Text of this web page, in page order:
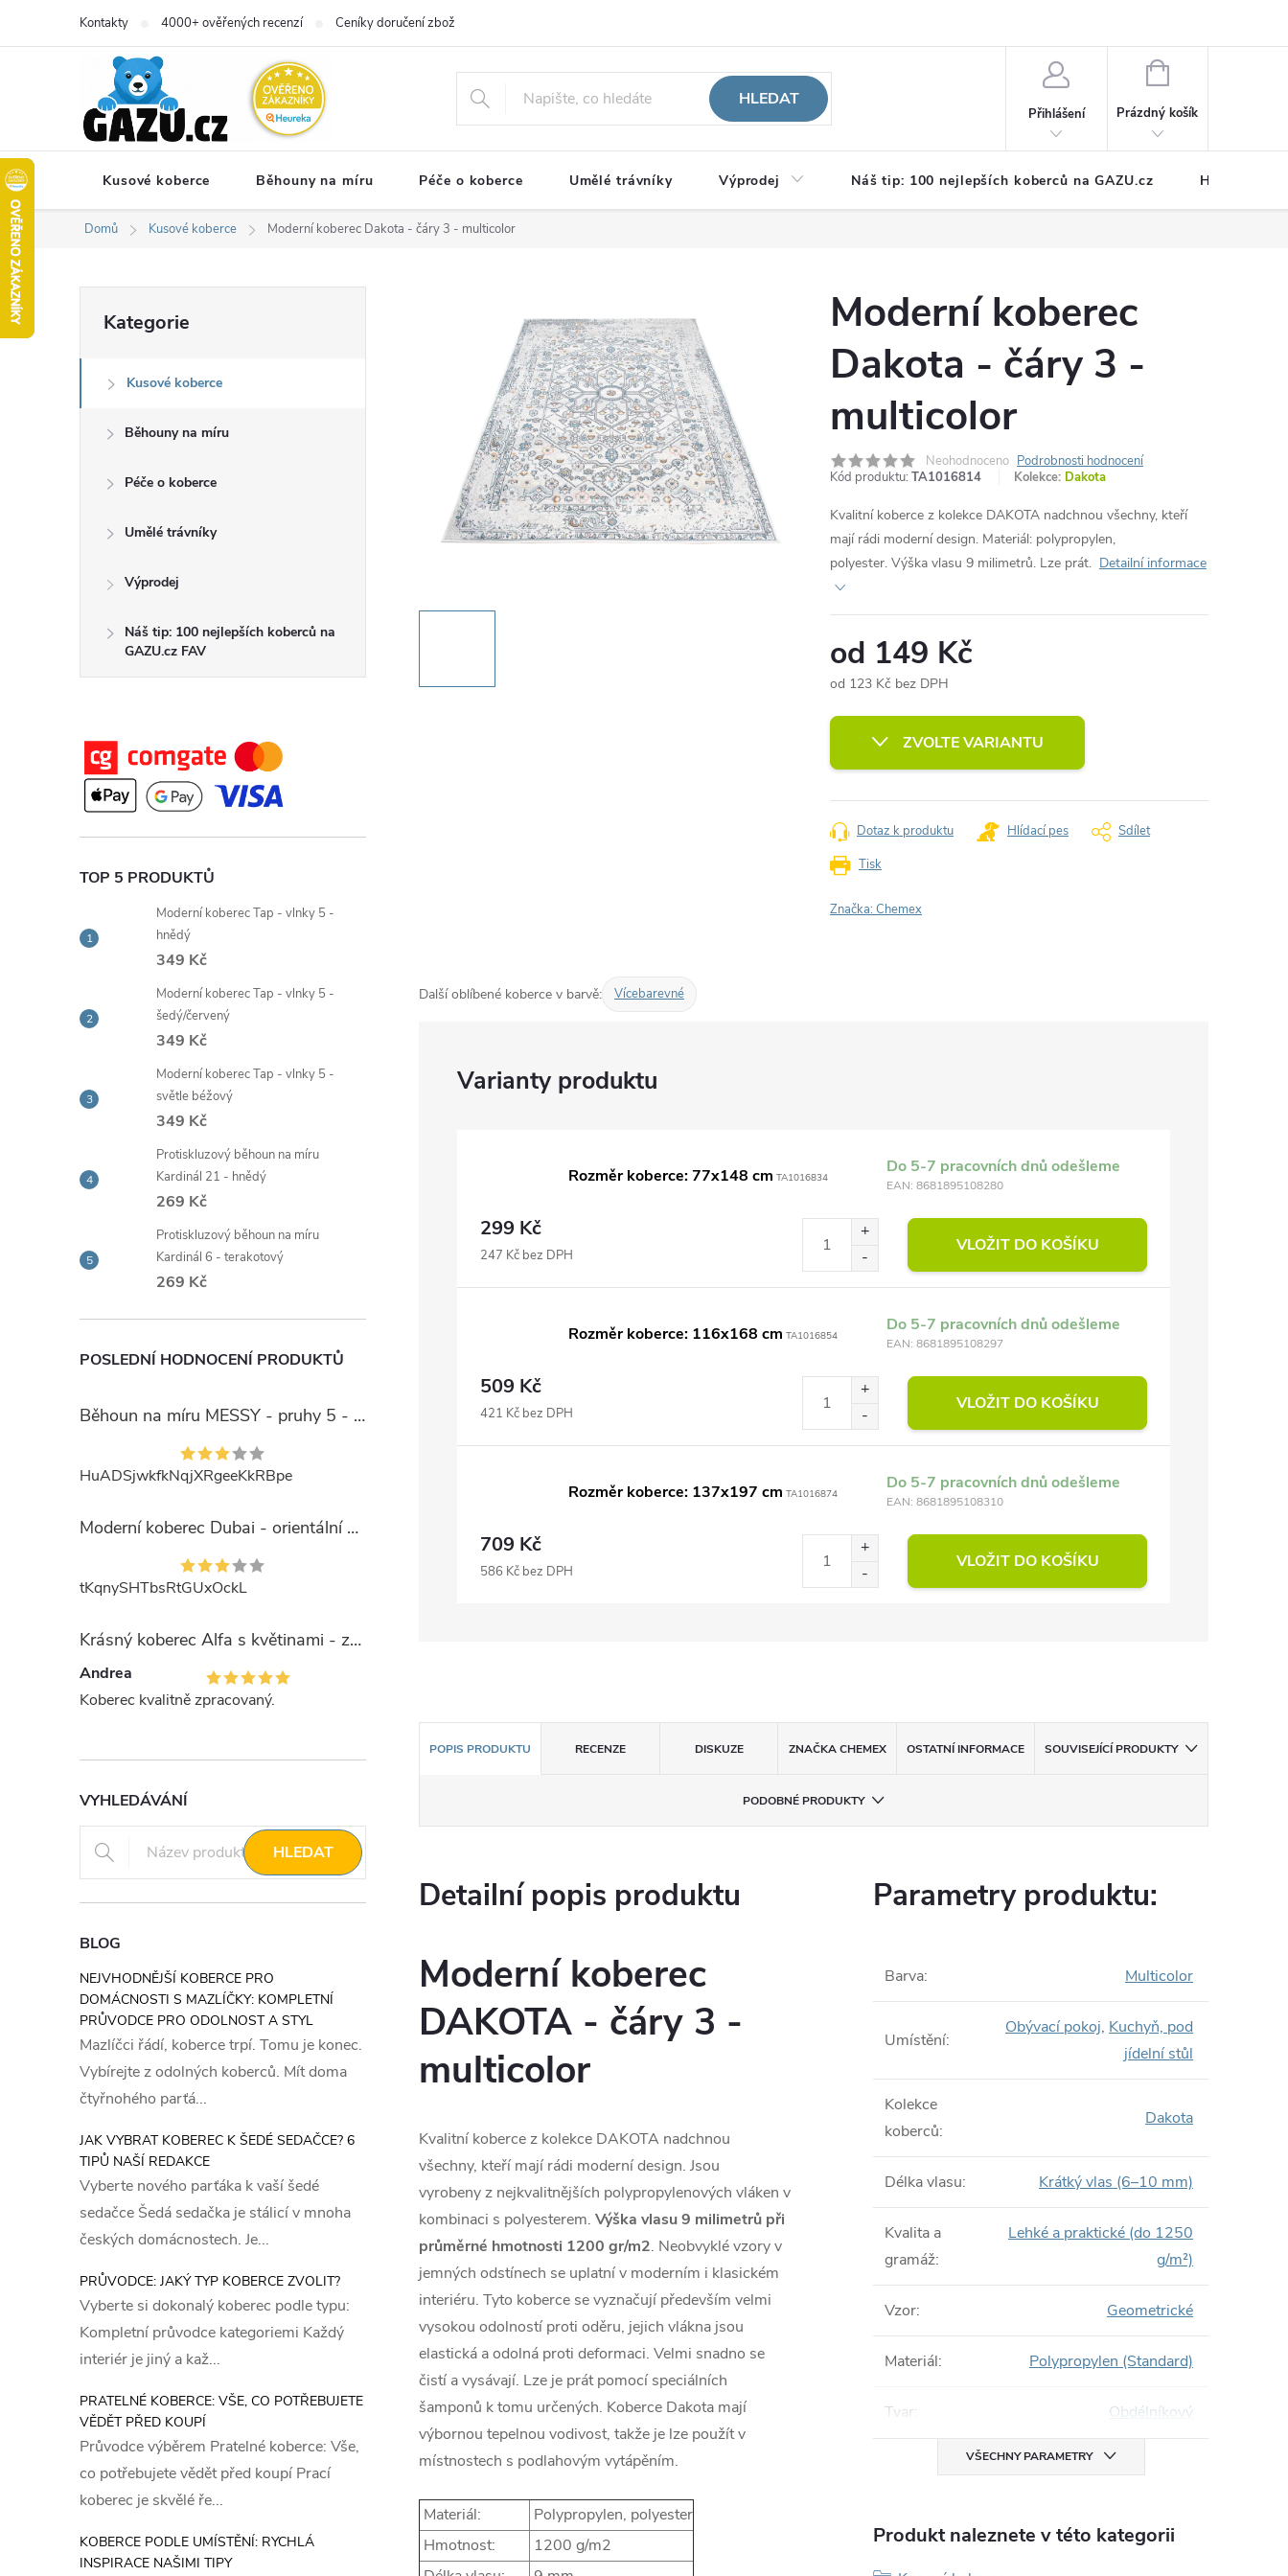
Kontakty 4000+ ověřených recenzí Ceníky doručení zboží
HLEDAT
Přihlášení
NÁKUPNÍ
Prázdný košík
Kusové koberce Běhouny na míru Péče o koberce Umělé trávníky Výprodej Náš tip: 100 nejlepších koberců na GAZU.cz Hodnocení
Domů Kusové koberce Moderní koberec Dakota - čáry 3 - multicolor
o
s
í
p
a
n
e
l
kategorie
Kategorie
Kusové koberce
Běhouny na míru
Péče o koberce
Umělé trávníky
Výprodej
Náš tip: 100 nejlepších koberců na
GAZU.cz FAV
TOP 5 PRODUKTŮ
Moderní koberec Tap - vlnky 5 -
hnědý
349 Kč
Moderní koberec Tap - vlnky 5 -
šedý/červený
349 Kč
Moderní koberec Tap - vlnky 5 -
světle béžový
349 Kč
Protiskluzový běhoun na míru
Kardinál 21 - hnědý
269 Kč
Protiskluzový běhoun na míru
Kardinál 6 - terakotový
269 Kč
POSLEDNÍ HODNOCENÍ PRODUKTŮ
Běhoun na míru MESSY - pruhy 5 - béžový
HuADSjwkfkNqjXRgeeKkRBpe
Moderní koberec Dubai - orientální 6 - červený
tKqnySHTbsRtGUxOckL
Krásný koberec Alfa s květinami - zelený
Andrea
Koberec kvalitně zpracovaný.
VYHLEDÁVÁNÍ
HLEDAT
BLOG
NEJVHODNĚJŠÍ KOBERCE PRO
DOMÁCNOSTI S MAZLÍČKY: KOMPLETNÍ
PRŮVODCE PRO ODOLNOST A STYL
Mazlíčci řádí, koberce trpí. Tomu je konec.
Vybírejte z odolných koberců. Mít doma
čtyřnohého parťá...
JAK VYBRAT KOBEREC K ŠEDÉ SEDAČCE? 6
TIPŮ NAŠÍ REDAKCE
Vyberte nového parťáka k vaší šedé
sedačce Šedá sedačka je stálicí v mnoha
českých domácnostech. Je...
PRŮVODCE: JAKÝ TYP KOBERCE ZVOLIT?
Vyberte si dokonalý koberec podle typu:
Kompletní průvodce kategoriemi Každý
interiér je jiný a kaž...
PRATELNÉ KOBERCE: VŠE, CO POTŘEBUJETE
VĚDĚT PŘED KOUPÍ
Průvodce výběrem Pratelné koberce: Vše,
co potřebujete vědět před koupí Prací
koberec je skvělé ře...
KOBERCE PODLE UMÍSTĚNÍ: RYCHLÁ
INSPIRACE NAŠIMI TIPY
Moderní koberec
Dakota - čáry 3 -
multicolor
Neohodnoceno Podrobnosti hodnocení
Kód produktu: TA1016814 Kolekce: Dakota
Kvalitní koberce z kolekce DAKOTA nadchnou všechny, kteří
mají rádi moderní design. Materiál: polypropylen,
polyester. Výška vlasu 9 milimetrů. Lze prát. Detailní informace
od 149 Kč
od 123 Kč bez DPH
cena:
ZVOLTE VARIANTU
Tisk
Dotaz k produktu Hlídací pes Sdílet
Značka:Chemex
Další oblíbené koberce v barvě: Vícebarevné
Rozměr koberce: 77x148 cm TA1016834
Do 5-7 pracovních dnů odešleme
EAN: 8681895108280
299 Kč
247 Kč bez DPH VLOŽIT DO KOŠÍKU
Rozměr koberce: 116x168 cm TA1016854
Do 5-7 pracovních dnů odešleme
EAN: 8681895108297
509 Kč
421 Kč bez DPH VLOŽIT DO KOŠÍKU
Rozměr koberce: 137x197 cm TA1016874
Do 5-7 pracovních dnů odešleme
EAN: 8681895108310
709 Kč
586 Kč bez DPH VLOŽIT DO KOŠÍKU
POPIS PRODUKTU RECENZE DISKUZE ZNAČKACHEMEX OSTATNÍ INFORMACE SOUVISEJÍCÍ PRODUKTY
PODOBNÉ PRODUKTY
Detailní popis produktu
Moderní koberec
DAKOTA - čáry 3 -
multicolor
Kvalitní koberce z kolekce DAKOTA nadchnou
všechny, kteří mají rádi moderní design. Jsou
vyrobeny z nejkvalitnějších polypropylenových vláken v
kombinaci s polyesterem. Výška vlasu 9 milimetrů při
průměrné hmotnosti 1200 gr/m2. Neobvyklé vzory v
jemných odstínech se uplatní v moderním i klasickém
interiéru. Tyto koberce se vyznačují především velmi
vysokou odolností proti oděru, jejich vlákna jsou
elastická a odolná proti deformaci. Velmi snadno se
čistí a vysávají. Lze je prát pomocí speciálních
šamponů k tomu určených. Koberce Dakota mají
výbornou tepelnou vodivost, takže je lze použít v
místnostech s podlahovým vytápěním.
Materiál:
Polypropylen, polyester
Hmotnost:
1200 g/m2
Parametry produktu:
Barva: Multicolor
Umístění:
Obývací pokoj, Kuchyň, pod
jídelní stůl
Kolekce
koberců:
Dakota
Délka vlasu: Krátký vlas (6–10 mm)
Kvalita a
gramáž:
Lehké a praktické (do 1250
g/m²)
Vzor: Geometrické
Materiál: Polypropylen (Standard)
Tvar: Obdélníkový
VŠECHNY PARAMETRY
Produkt naleznete v této kategorii